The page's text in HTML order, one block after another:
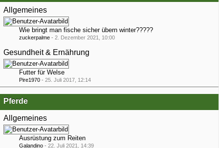
Allgemeines
Wie bringt man fische sicher übern winter?????
zuckerpalme - 2. Dezember 2021, 10:00
Gesundheit & Ernährung
Futter für Welse
Pire1970 - 25. Juli 2017, 12:14
Pferde
Allgemeines
Ausrüstung zum Reiten
Galandino - 22. Juli 2021, 14:39